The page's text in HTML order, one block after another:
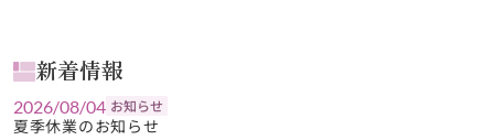
新着情報
2026/08/04 お知らせ
夏季休業のお知らせ